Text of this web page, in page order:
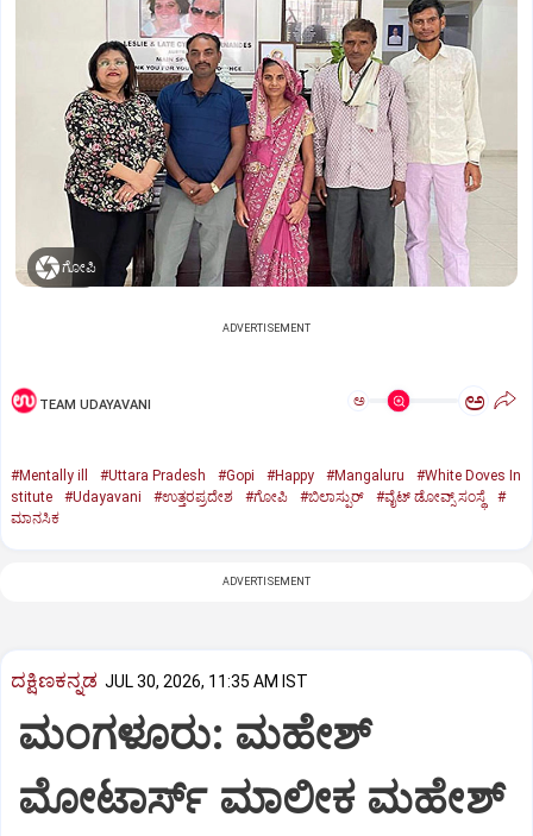
ಗೋಪಿ
ADVERTISEMENT
TEAM UDAYAVANI ಅ ಅ
#Mentally ill #Uttara Pradesh #Gopi #Happy #Mangaluru
#White Doves In
stitute
#Udayavani #ಉತ್ತರಪ್ರದೇಶ #ಗೋಪಿ #ಬಿಲಾಸ್ಪುರ್‌ #ವೈಟ್‌ ಡೋವ್ಸ್‌ ಸಂಸ್ಥೆ
#
ಮಾನಸಿಕ
ADVERTISEMENT
ದಕ್ಷಿಣಕನ್ನಡ JUL 30, 2026, 11:35 AM IST
ಮಂಗಳೂರು: ಮಹೇಶ್‌
ಮೋಟಾರ್ಸ್‌ ಮಾಲೀಕ ಮಹೇಶ್‌